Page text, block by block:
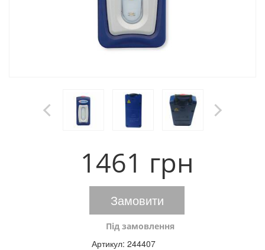
1461 грн
Замовити
Під замовлення
Артикул: 244407